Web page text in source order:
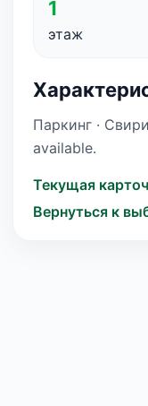
1
этаж
Паркинг ·
available.
Текущая
Вернуться к